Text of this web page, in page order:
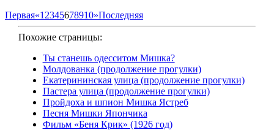
Первая«1 2345678910»Последняя
Похожие страницы:
Ты станешь одесситом Мишка?
Молдованка (продолжение прогулки)
Екатерининская улица (продолжение прогулки)
Пастера улица (продолжение прогулки)
Пройдоха и шпион Мишка Ястреб
Песня Мишки Япончика
Фильм «Беня Крик» (1926 год)